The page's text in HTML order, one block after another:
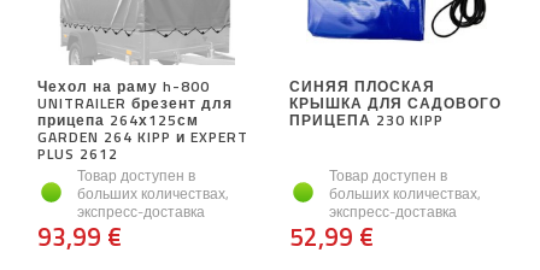
Чехол на раму h-800
UNITRAILER брезент для
прицепа 264х125см
GARDEN 264 KIPP и EXPERT
PLUS 2612
Товар доступен в
больших количествах,
экспресс-доставка
93,99 €
СИНЯЯ ПЛОСКАЯ
КРЫШКА ДЛЯ САДОВОГО
ПРИЦЕПА 230 KIPP
Товар доступен в
больших количествах,
экспресс-доставка
52,99 €